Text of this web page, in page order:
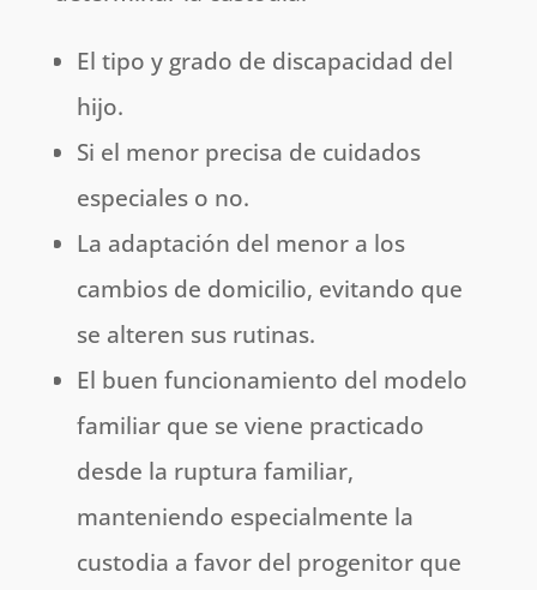
El tipo y grado de discapacidad del
hijo.
Si el menor precisa de cuidados
especiales o no.
La adaptación del menor a los
cambios de domicilio, evitando que
se alteren sus rutinas.
El buen funcionamiento del modelo
familiar que se viene practicado
desde la ruptura familiar,
manteniendo especialmente la
custodia a favor del progenitor que